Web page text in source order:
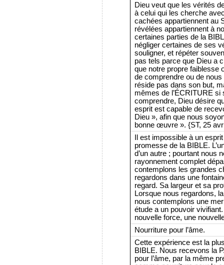
Dieu veut que les vérités
à celui qui les cherche
cachées appartiennent au
révélées appartiennent à
certaines parties de la
négliger certaines de ses
souligner, et répéter
pas tels parce que Dieu a
que notre propre faiblesse
de comprendre ou de
réside pas dans son but,
mêmes de l’ÉCRITURE
comprendre, Dieu désire
esprit est capable de
Dieu », afin que nous
bonne œuvre ». {ST, 25
Il est impossible à un
promesse de la BIBLE.
d’un autre ; pourtant nous
rayonnement complet
contemplons les grandes
regardons dans une
regard. Sa largeur et sa
Lorsque nous regardons,
nous contemplons une
étude a un pouvoir
nouvelle force, une
Nourriture pour l’âme.
Cette expérience est la
BIBLE. Nous recevons la
pour l’âme, par la même